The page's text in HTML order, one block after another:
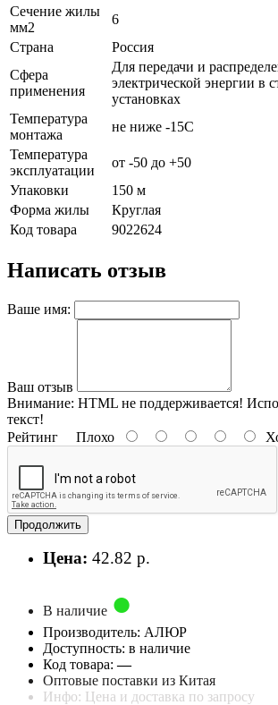
Сечение жилы
мм2
6
Страна
Россия
Сфера
применения
Для передачи и
электрической энергии в
установках
Температура
монтажа
не ниже -15С
Температура
эксплуатации
от -50 до +50
Упаковки
150 м
Форма жилы
Круглая
Код товара
9022624
Написать отзыв
Ваше имя:
Ваш отзыв
Внимание: HTML не поддерживается!
текст!
Рейтинг Плохо
Продолжить
Цена: 42.82 р.
В наличие
Производитель: АЛЮР
Доступность: в наличие
Код товара:—
Оптовые поставки из Китая
Инфо: Цена и доставка по запросу